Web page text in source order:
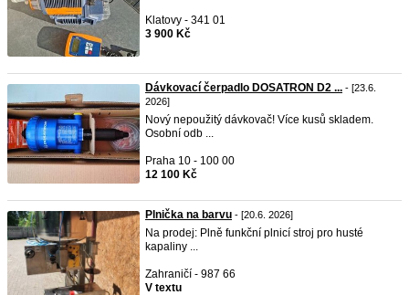
Klatovy - 341 01
3 900 Kč
Dávkovací čerpadlo DOSATRON D2 ... - [23.6.
2026]
Nový nepoužitý dávkovač! Více kusů skladem.
Osobní odb ...
Praha 10 - 100 00
12 100 Kč
Plnička na barvu - [20.6. 2026]
Na prodej: Plně funkční plnicí stroj pro husté
kapaliny ...
Zahraničí - 987 66
V textu